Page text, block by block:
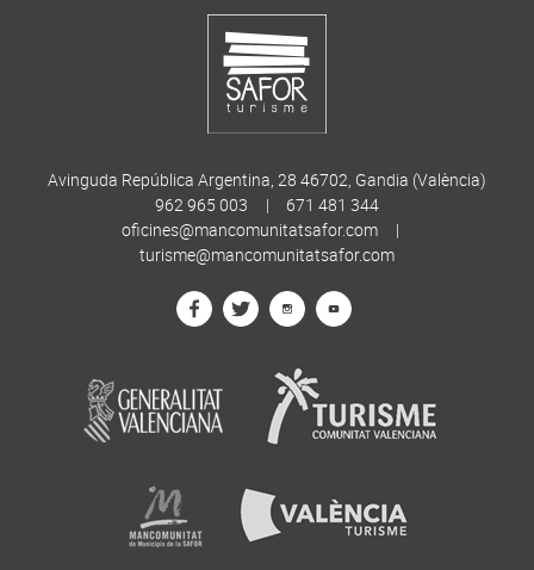
Avinguda República Argentina, 28 46702, Gandia (València)
962 965 003
|
671 481 344
oficines@mancomunitatsafor.com
|
turisme@mancomunitatsafor.com